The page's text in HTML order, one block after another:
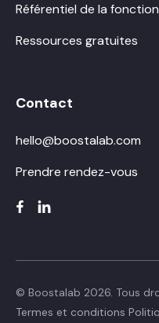
Référentiel de la
Ressources gratuites
Contact
hello@boostalab.com
Prendre rendez-vous
© Boostalab 2026. Tous
Termes et conditions